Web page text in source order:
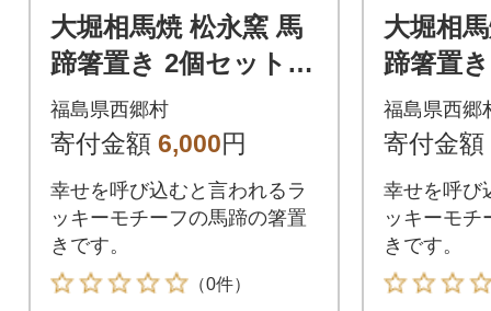
大堀相馬焼 松永窯 馬
蹄箸置き 2個セット
(ブラック)
福島県西郷村
寄付金額 6,000円
幸せを呼び込むと言われるラ
ッキーモチーフの馬蹄の箸置
きです。
（0件）
大堀相
蹄箸置
(グリー
福島県西郷
寄付金額
幸せを呼び
ッキーモチ
きです。